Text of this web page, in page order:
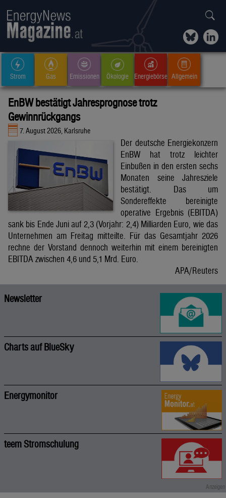
Strom Gas Emissionen Ökologie Energiebörse Allgemein
EnBW bestätigt Jahresprognose trotz
Gewinnrückgangs
7. August 2026, Karlsruhe
Der deutsche Energiekonzern
EnBW hat trotz leichter
Einbußen in den ersten sechs
Monaten seine Jahresziele
bestätigt. Das um
Sondereffekte bereinigte
operative Ergebnis (EBITDA)
sank bis Ende Juni auf 2,3 (Vorjahr: 2,4) Milliarden Euro, wie das
Unternehmen am Freitag mitteilte. Für das Gesamtjahr 2026
rechne der Vorstand dennoch weiterhin mit einem bereinigten
EBITDA zwischen 4,6 und 5,1 Mrd. Euro.
APA/Reuters
Newsletter
Charts auf BlueSky
Energymonitor
teem Stromschulung